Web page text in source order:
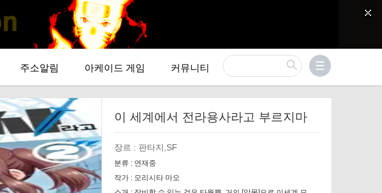
주소알림 아케이드 게임 커뮤니티
이 세계에서 전라용사라고 부르지마
장르 : 판타지,SF
분류 : 연재중
작가 : 모리시타 마오